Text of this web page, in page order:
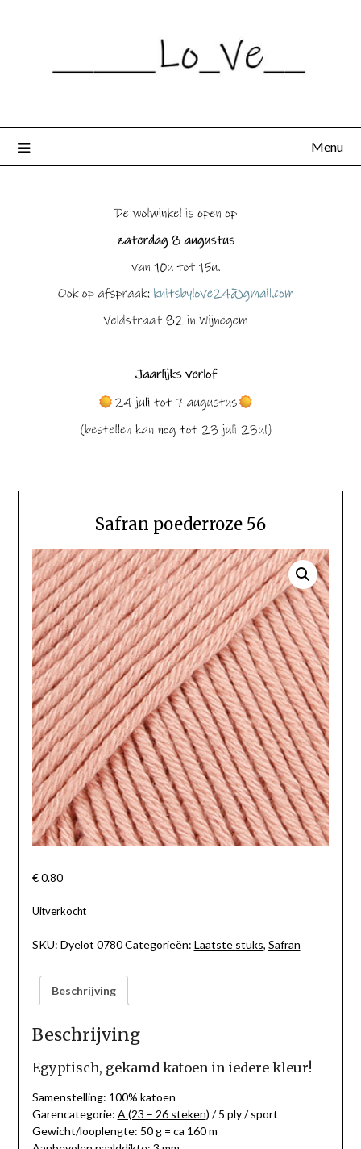
Menu
Safran poederroze 56
€0.80
Uitverkocht
SKU: Dyelot 0780 Categorieën: Laatste stuks, Safran
Beschrijving
Beschrijving
Egyptisch, gekamd katoen in iedere kleur!
Samenstelling: 100% katoen
Garencategorie: A (23 – 26 steken) / 5 ply / sport
Gewicht/looplengte: 50 g = ca 160 m